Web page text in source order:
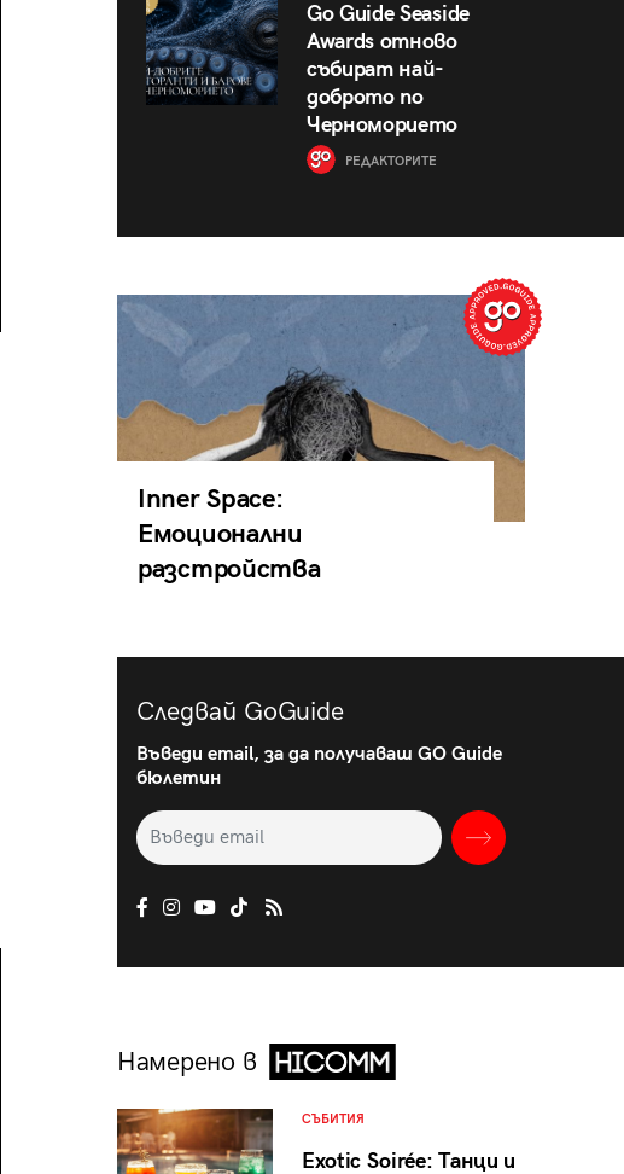
Go Guide Seaside
Awards отново
събират най-
доброто по
Черноморието
РЕДАКТОРИТЕ
Inner Space:
Емоционални
разстройства
Следвай GoGuide
Въведи email, за да получаваш GO Guide
бюлетин
Намерено в
СЪБИТИЯ
Exotic Soirée: Танци и